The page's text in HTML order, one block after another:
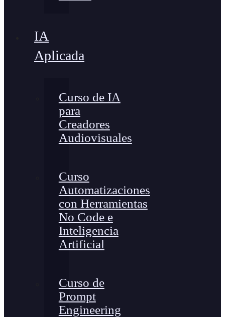
IA
Aplicada
Curso de IA
para
Creadores
Audiovisuales
Curso
Automatizaciones
con Herramientas
No Code e
Inteligencia
Artificial
Curso de
Prompt
Engineering